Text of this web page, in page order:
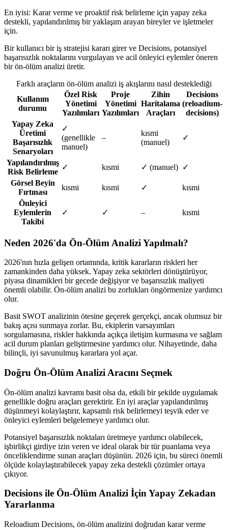
En iyisi: Karar verme ve proaktif risk belirleme için yapay zeka
destekli, yapılandırılmış bir yaklaşım arayan bireyler ve işletmeler
için.
Bir kullanıcı bir iş stratejisi kararı girer ve Decisions, potansiyel
başarısızlık noktalarını vurgulayan ve acil önleyici eylemler öneren
bir ön-ölüm analizi üretir.
Farklı araçların ön-ölüm analizi iş akışlarını nasıl desteklediği
Kullanım
durumu
Özel Risk
Yönetimi
Yazılımları
Proje
Yönetimi
Yazılımları
Zihin
Haritalama
Araçları
Decisions
(reloadium-
decisions)
Yapay Zeka
Üretimi
Başarısızlık
Senaryoları
✓
(genellikle
manuel)
–
kısmi
(manuel)
✓
Yapılandırılmış
Risk Belirleme
✓ kısmi ✓ (manuel) ✓
Görsel Beyin
Fırtınası
kısmi kısmi ✓
kısmi
Önleyici
Eylemlerin
Takibi
✓ ✓ – kısmi
Neden 2026'da Ön-Ölüm Analizi Yapılmalı?
2026'nın hızla gelişen ortamında, kritik kararların riskleri her
zamankinden daha yüksek. Yapay zeka sektörleri dönüştürüyor,
piyasa dinamikleri bir gecede değişiyor ve başarısızlık maliyeti
önemli olabilir. Ön-ölüm analizi bu zorlukları öngörmenize yardımcı
olur.
Basit SWOT analizinin ötesine geçerek gerçekçi, ancak olumsuz bir
bakış açısı sunmaya zorlar. Bu, ekiplerin varsayımları
sorgulamasına, riskler hakkında açıkça iletişim kurmasına ve sağlam
acil durum planları geliştirmesine yardımcı olur. Nihayetinde, daha
bilinçli, iyi savunulmuş kararlara yol açar.
Doğru Ön-Ölüm Analizi Aracını Seçmek
Ön-ölüm analizi kavramı basit olsa da, etkili bir şekilde uygulamak
genellikle doğru araçları gerektirir. En iyi araçlar yapılandırılmış
düşünmeyi kolaylaştırır, kapsamlı risk belirlemeyi teşvik eder ve
önleyici eylemleri belgelemeye yardımcı olur.
Potansiyel başarısızlık noktaları üretmeye yardımcı olabilecek,
işbirlikçi girdiye izin veren ve ideal olarak bir tür puanlama veya
önceliklendirme sunan araçları düşünün. 2026 için, bu süreci önemli
ölçüde kolaylaştırabilecek yapay zeka destekli çözümler ortaya
çıkıyor.
Decisions ile Ön-Ölüm Analizi İçin Yapay Zekadan
Yararlanma
Reloadium Decisions, ön-ölüm analizini doğrudan karar verme